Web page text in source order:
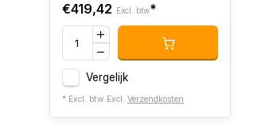
€419,42 Excl. btw*
Vergelijk
* Excl. btw Excl. Verzendkosten